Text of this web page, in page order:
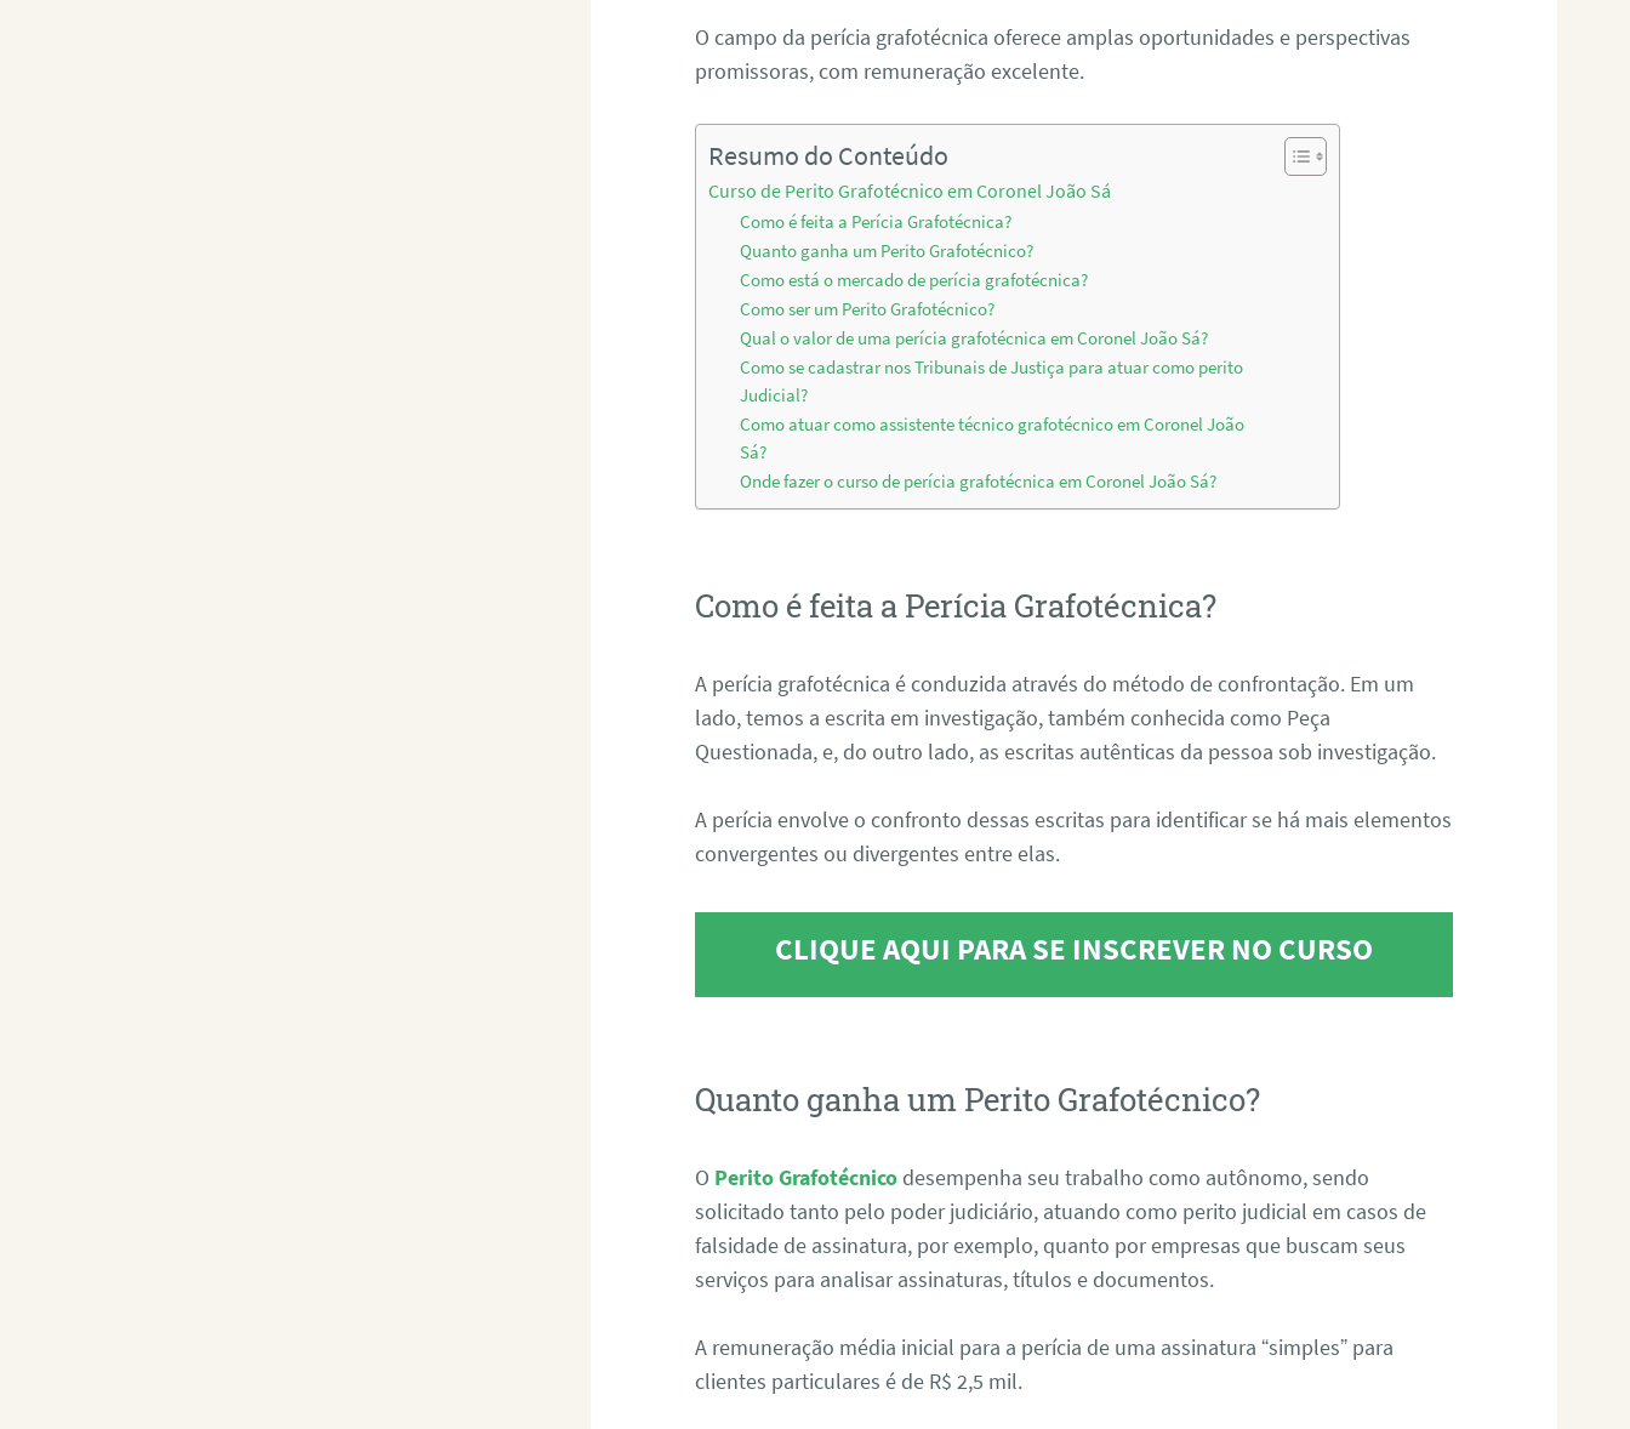
O campo da perícia grafotécnica oferece amplas oportunidades e perspectivas
promissoras, com remuneração excelente.
Resumo do Conteúdo
Curso de Perito Grafotécnico em Coronel João Sá
Como é feita a Perícia Grafotécnica?
Quanto ganha um Perito Grafotécnico?
Como está o mercado de perícia grafotécnica?
Como ser um Perito Grafotécnico?
Qual o valor de uma perícia grafotécnica em Coronel João Sá?
Como se cadastrar nos Tribunais de Justiça para atuar como perito
Judicial?
Como atuar como assistente técnico grafotécnico em Coronel João
Sá?
Onde fazer o curso de perícia grafotécnica em Coronel João Sá?
Como é feita a Perícia Grafotécnica?
A perícia grafotécnica é conduzida através do método de confrontação. Em um
lado, temos a escrita em investigação, também conhecida como Peça
Questionada, e, do outro lado, as escritas autênticas da pessoa sob investigação.
A perícia envolve o confronto dessas escritas para identificar se há mais elementos
convergentes ou divergentes entre elas.
CLIQUE AQUI PARA SE INSCREVER NO CURSO
Quanto ganha um Perito Grafotécnico?
O Perito Grafotécnico desempenha seu trabalho como autônomo, sendo
solicitado tanto pelo poder judiciário, atuando como perito judicial em casos de
falsidade de assinatura, por exemplo, quanto por empresas que buscam seus
serviços para analisar assinaturas, títulos e documentos.
A remuneração média inicial para a perícia de uma assinatura “simples” para
clientes particulares é de R$ 2,5 mil.